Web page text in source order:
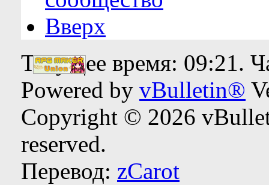
Вверх
Текущее время: 09:21.
Powered by vBulletin®
Copyright © 2026
reserved.
Перевод: zCarot